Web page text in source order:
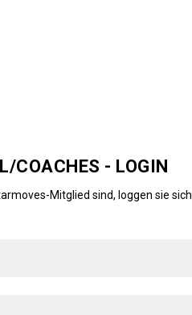
COACHES - LOGIN
Mitglied sind, loggen sie sich